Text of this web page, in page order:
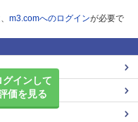
m3.comへのログインが必要で
グインして
価を見る